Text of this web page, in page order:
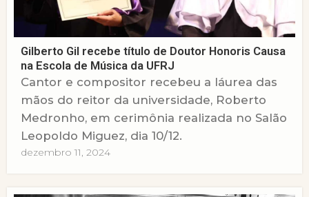
Gilberto Gil recebe título de Doutor Honoris Causa
na Escola de Música da UFRJ
Cantor e compositor recebeu a láurea das
mãos do reitor da universidade, Roberto
Medronho, em cerimônia realizada no Salão
Leopoldo Miguez, dia 10/12.
dezembro 11, 2024